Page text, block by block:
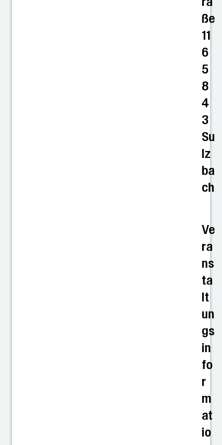
ße
11
6
5
8
4
3
Su
lz
ba
ch
Ve
ra
ns
ta
lt
un
gs
in
fo
r
m
at
io